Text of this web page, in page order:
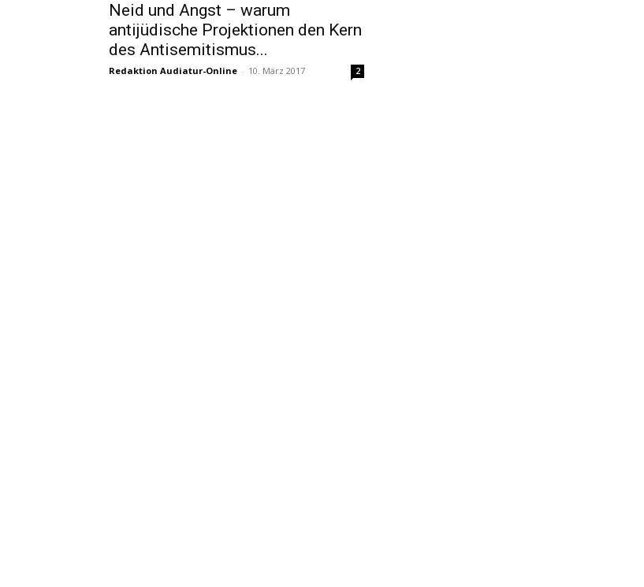
Neid und Angst – warum
antijüdische Projektionen den Kern
des Antisemitismus...
Redaktion Audiatur-Online - 10. März 2017 2